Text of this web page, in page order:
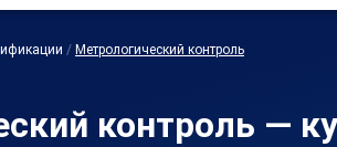
/ Метрологический контроль
контроль —